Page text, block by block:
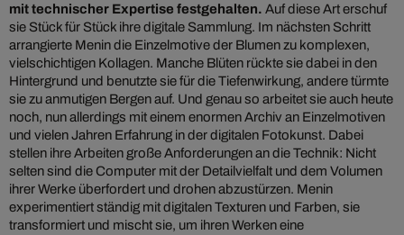
mit technischer Expertise festgehalten. Auf diese Art erschuf
sie Stück für Stück ihre digitale Sammlung. Im nächsten Schritt
arrangierte Menin die Einzelmotive der Blumen zu komplexen,
vielschichtigen Kollagen. Manche Blüten rückte sie dabei in den
Hintergrund und benutzte sie für die Tiefenwirkung, andere türmte
sie zu anmutigen Bergen auf. Und genau so arbeitet sie auch heute
noch, nun allerdings mit einem enormen Archiv an Einzelmotiven
und vielen Jahren Erfahrung in der digitalen Fotokunst. Dabei
stellen ihre Arbeiten große Anforderungen an die Technik: Nicht
selten sind die Computer mit der Detailvielfalt und dem Volumen
ihrer Werke überfordert und drohen abzustürzen. Menin
experimentiert ständig mit digitalen Texturen und Farben, sie
transformiert und mischt sie, um ihren Werken eine